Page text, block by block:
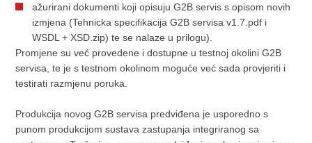
ažurirani dokumenti koji opisuju G2B servis s opisom novih
izmjena (Tehnicka specifikacija G2B servisa v1.7.pdf i
WSDL + XSD.zip) te se nalaze u prilogu).
Promjene su već provedene i dostupne u testnoj okolini G2B
servisa, te je s testnom okolinom moguće već sada provjeriti i
testirati razmjenu poruka.
Produkcija novog G2B servisa predviđena je usporedno s
punom produkcijom sustava zastupanja integriranog sa